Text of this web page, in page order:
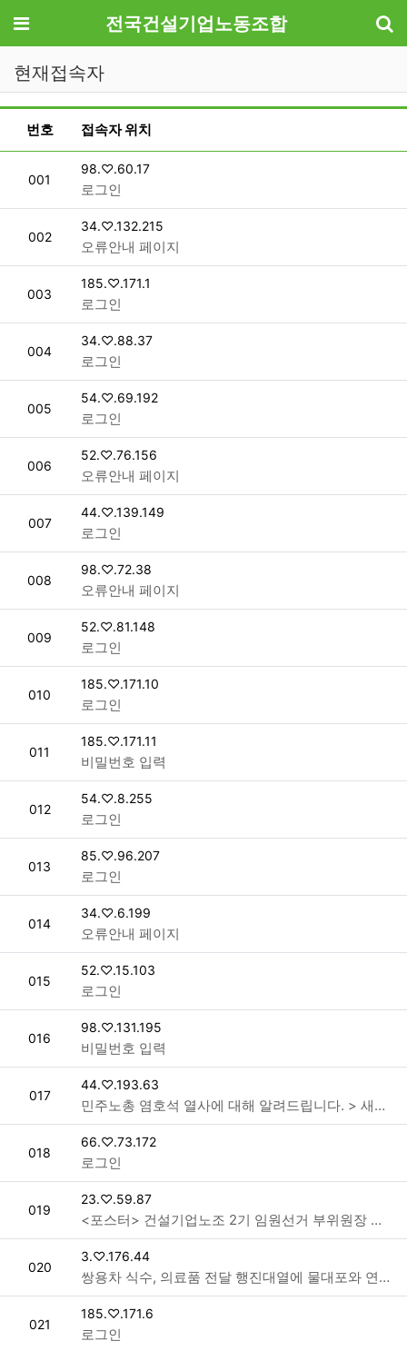
메뉴 전국건설기업노동조합
현재접속자
재 접속자 목록
번호 접속자 위치
번호
001
접속자
98.♡.60.17
로그인
번호
002
접속자
34.♡.132.215
오류안내 페이지
번호
003
접속자
185.♡.171.1
로그인
번호
004
접속자
34.♡.88.37
로그인
번호
005
접속자
54.♡.69.192
로그인
번호
006
접속자
52.♡.76.156
오류안내 페이지
번호
007
접속자
44.♡.139.149
로그인
번호
008
접속자
98.♡.72.38
오류안내 페이지
번호
009
접속자
52.♡.81.148
로그인
번호
010
접속자
185.♡.171.10
로그인
번호
011
접속자
185.♡.171.11
비밀번호 입력
번호
012
접속자
54.♡.8.255
로그인
번호
013
접속자
85.♡.96.207
로그인
번호
014
접속자
34.♡.6.199
오류안내 페이지
번호
015
접속자
52.♡.15.103
로그인
번호
016
접속자
98.♡.131.195
비밀번호 입력
번호
017
접속자
44.♡.193.63
민주노총 염호석 열사에 대해 알려드립니다. > 새소식
번호
018
접속자
66.♡.73.172
로그인
번호
019
접속자
23.♡.59.87
<포스터> 건설기업노조 2기 임원선거 부위원장 후보(박영찬) 포스터 > 공지사항
번호
020
접속자
3.♡.176.44
쌍용차 식수, 의료품 전달 행진대열에 물대포와 연행 > 새소식
번호
021
접속자
185.♡.171.6
로그인